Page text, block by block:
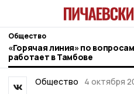
Общество
«Горячая линия» по
работает в Тамбове
Общество
4 октября